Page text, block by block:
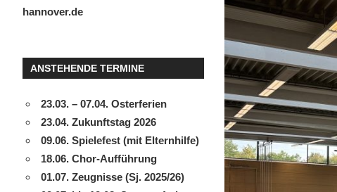
hannover.de
ANSTEHENDE TERMINE
23.03. – 07.04. Osterferien
23.04. Zukunftstag 2026
09.06. Spielefest (mit Elternhilfe)
18.06. Chor-Aufführung
01.07. Zeugnisse (Sj. 2025/26)